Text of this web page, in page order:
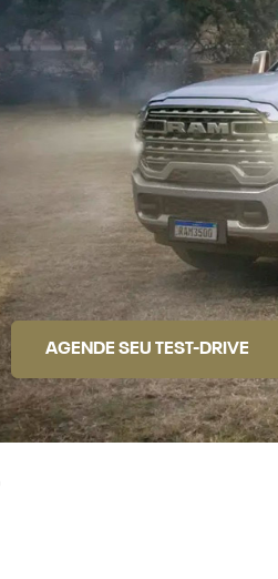
AGENDE SEU TEST-DRIVE